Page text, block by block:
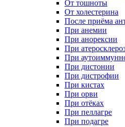
От тошноты
От холестерина
После приёма
При анемии
При анорексии
При
При
При дистонии
При дистрофии
При кистах
При орви
При отёках
При пеллагре
При подагре